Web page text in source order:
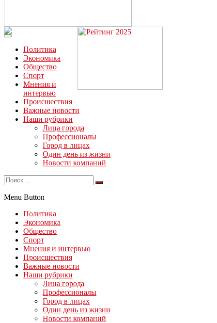
Читайте последние новости дня в Тульской области на сайте
“ЗаНовомосковск”
Политика
Экономика
Общество
Спорт
Мнения и
интервью
Происшествия
Важные новости
Наши рубрики
Лица города
Профессионалы
Город в лицах
Один день из жизни
Новости компаний
Menu Button
Политика
Экономика
Общество
Спорт
Мнения и интервью
Происшествия
Важные новости
Наши рубрики
Лица города
Профессионалы
Город в лицах
Один день из жизни
Новости компаний